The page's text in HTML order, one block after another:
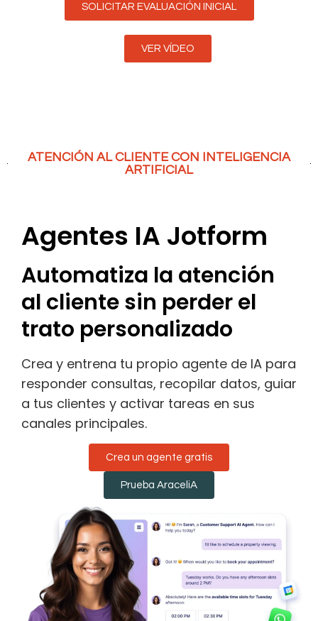
SOLICITAR EVALUACIÓN INICIAL
VER VÍDEO
ATENCIÓN AL CLIENTE CON INTELIGENCIA
ARTIFICIAL
Agentes IA Jotform
Automatiza la atención
al cliente sin perder el
trato personalizado
Crea y entrena tu propio agente de IA para
responder consultas, recopilar datos, guiar
a tus clientes y activar tareas en sus
canales principales.
Crea un agente gratis
Prueba AraceliA